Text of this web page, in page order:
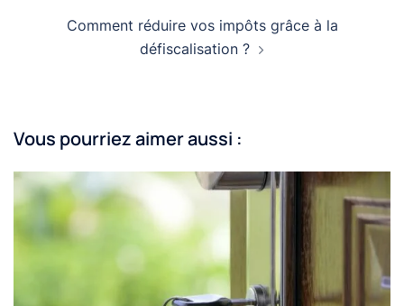
Comment réduire vos impôts grâce à la
défiscalisation ?
Vous pourriez aimer aussi :